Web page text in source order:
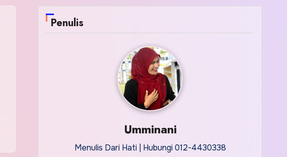
Penulis
Umminani
Menulis Dari Hati | Hubungi 012-4430338